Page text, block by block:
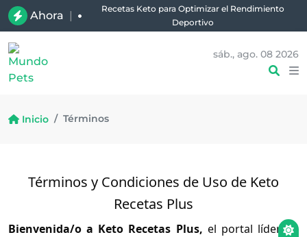
Ahora |
Recetas Keto para Optimizar el Rendimiento
Deportivo
sáb., ago. 08 2026
Inicio Términos
Términos y Condiciones de Uso de Keto
Recetas Plus
Bienvenida/o a Keto Recetas Plus, el portal líder en